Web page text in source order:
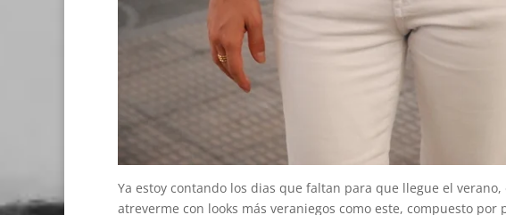
Ya estoy contando los dias que faltan para que llegue el
atreverme con looks más veraniegos como este, compuesto